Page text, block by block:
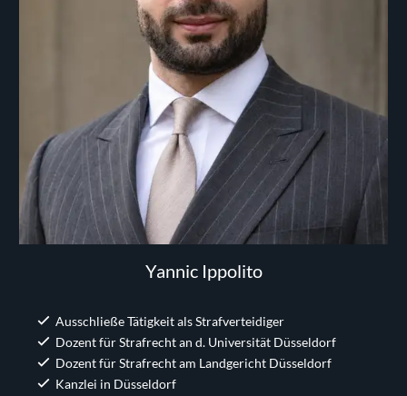
Yannic Ippolito
Ausschließe Tätigkeit als Strafverteidiger
Dozent für Strafrecht an d. Universität Düsseldorf
Dozent für Strafrecht am Landgericht Düsseldorf
Kanzlei in Düsseldorf